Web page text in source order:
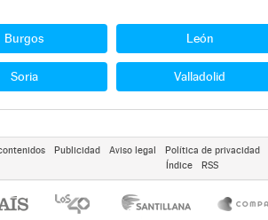
Burgos León
Soria Valladolid
Publicidad Aviso legal Política de privacidad
Índice
RSS